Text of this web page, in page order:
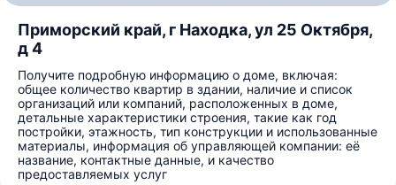
Приморский край, г Находка, ул 25 Октября,
д 4
Получите подробную информацию о доме, включая:
общее количество квартир в здании, наличие и список
организаций или компаний, расположенных в доме,
детальные характеристики строения, такие как год
постройки, этажность, тип конструкции и использованные
материалы, информация об управляющей компании: её
название, контактные данные, и качество
предоставляемых услуг